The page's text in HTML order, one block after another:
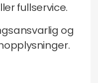
fullservice.
og